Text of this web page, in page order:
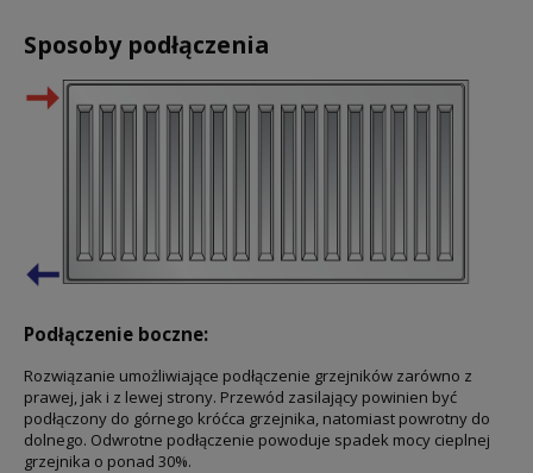
Sposoby podłączenia
Podłączenie boczne:
Rozwiązanie umożliwiające podłączenie grzejników zarówno z
prawej, jak i z lewej strony. Przewód zasilający powinien być
podłączony do górnego króćca grzejnika, natomiast powrotny do
dolnego. Odwrotne podłączenie powoduje spadek mocy cieplnej
grzejnika o ponad 30%.